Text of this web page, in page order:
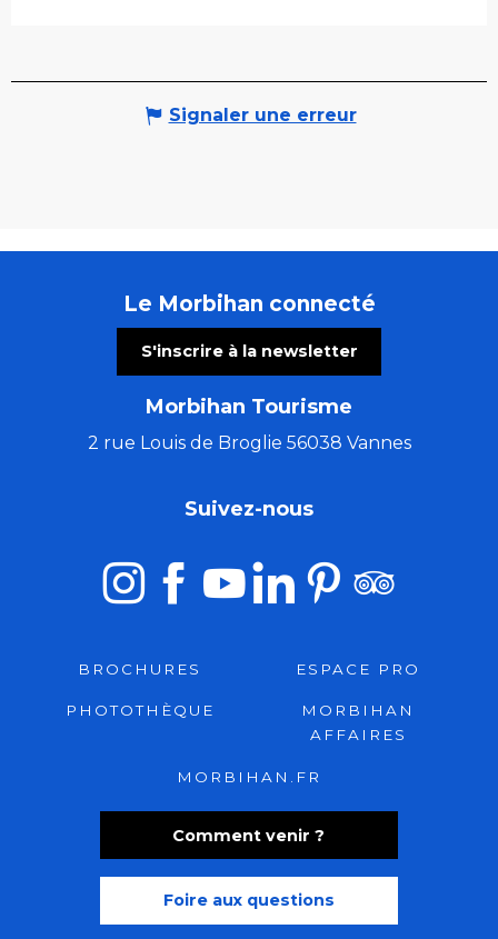
Signaler une erreur
Le Morbihan connecté
S'inscrire à la newsletter
Morbihan Tourisme
2 rue Louis de Broglie 56038 Vannes
Comment venir ?
Foire aux questions
Suivez-nous
BROCHURES ESPACE PRO
PHOTOTHÈQUE
MORBIHAN
AFFAIRES
MORBIHAN.FR